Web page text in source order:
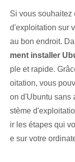
Si vous souhaitez
d'exploitation sur
au bon endroit.
ment installer
ple et rapide.
oitation, vous
on d'Ubuntu sans
stème
ir les étapes qui
e sur votre